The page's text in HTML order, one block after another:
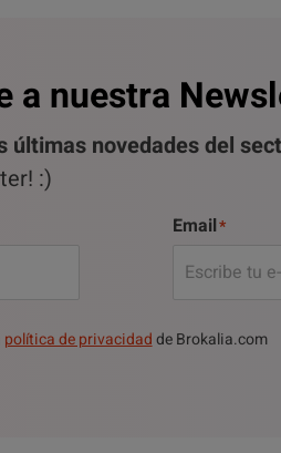
a nuestra
últimas novedades del
:)
Email
política de privacidadde Brokalia.com